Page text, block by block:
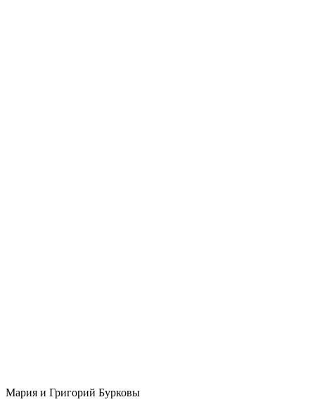
Мария и Григорий Бурковы